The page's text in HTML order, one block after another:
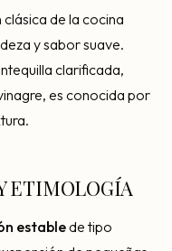
clásica de la cocina
y sabor suave.
clarificada,
es conocida por
ETIMOLOGÍA
establede tipo